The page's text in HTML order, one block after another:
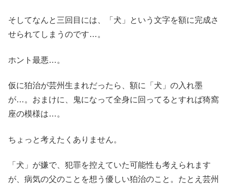
そしてなんと三回目には、「犬」という文字を額に完成さ
せられてしまうのです…。
ホント最悪…。
仮に狛治が芸州生まれだったら、額に「犬」の入れ墨
が…。おまけに、鬼になって全身に回ってるとすれば猗窩
座の模様は…。
ちょっと考えたくありません。
「犬」が嫌で、犯罪を控えていた可能性も考えられます
が、病気の父のことを想う優しい狛治のこと。たとえ芸州